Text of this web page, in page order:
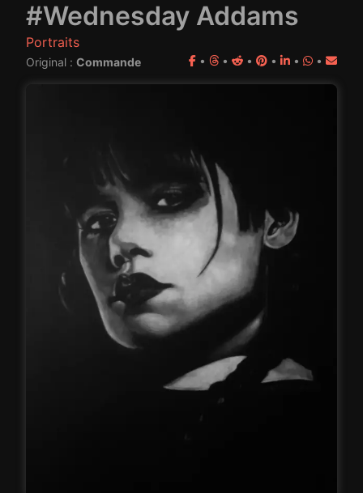
#Wednesday Addams
Portraits
Original : Commande • • • • • •